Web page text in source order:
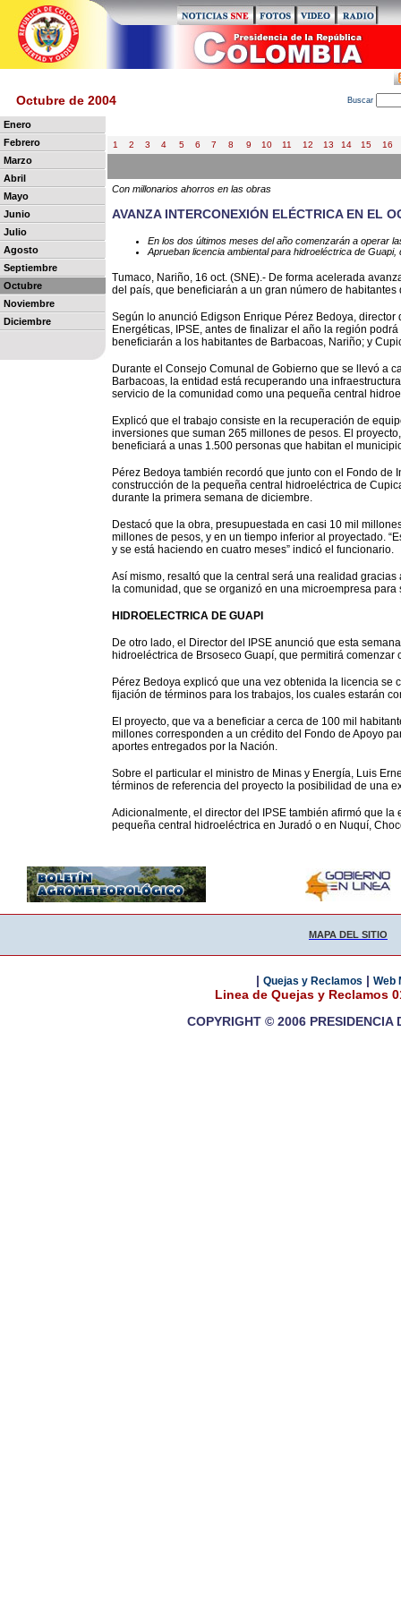
Octubre de 2004 Buscar
Enero
Febrero
Marzo
Abril
Mayo
Junio
Julio
Agosto
Septiembre
Octubre
Noviembre
Diciembre
1 2 3 4 5 6 7 8 9 10 11 12 13 14 15 16
Con millonarios ahorros en las obras
AVANZA INTERCONEXIÓN ELÉCTRICA EN EL
En los dos últimos meses del año comenzarán a operar
Aprueban licencia ambiental para hidroeléctrica de
Tumaco, Nariño, 16 oct. (SNE).- De forma acelerada
del país, que beneficiarán a un gran número de
Según lo anunció Edigson Enrique Pérez Bedoya,
Energéticas, IPSE, antes de finalizar el año la región
beneficiarán a los habitantes de Barbacoas, Nariño; y
Durante el Consejo Comunal de Gobierno que se llevó a
Barbacoas, la entidad está recuperando una
servicio de la comunidad como una pequeña central
Explicó que el trabajo consiste en la recuperación de
inversiones que suman 265 millones de pesos. El
beneficiará a unas 1.500 personas que habitan el
Pérez Bedoya también recordó que junto con el Fondo
construcción de la pequeña central hidroeléctrica de
durante la primera semana de diciembre.
Destacó que la obra, presupuestada en casi 10 mil
millones de pesos, y en un tiempo inferior al proyectado.
y se está haciendo en cuatro meses” indicó el funcionario.
Así mismo, resaltó que la central será una realidad
la comunidad, que se organizó en una microempresa
HIDROELECTRICA DE GUAPI
De otro lado, el Director del IPSE anunció que esta
hidroeléctrica de Brsoseco Guapí, que permitirá
Pérez Bedoya explicó que una vez obtenida la licencia
fijación de términos para los trabajos, los cuales estarán
El proyecto, que va a beneficiar a cerca de 100 mil
millones corresponden a un crédito del Fondo de Apoyo
aportes entregados por la Nación.
Sobre el particular el ministro de Minas y Energía, Luis
términos de referencia del proyecto la posibilidad de una
Adicionalmente, el director del IPSE también afirmó que
pequeña central hidroeléctrica en Juradó o en Nuquí,
MAPA DEL SITIO
| Quejas y Reclamos | Web
Linea de Quejas y Reclamos
COPYRIGHT © 2006 PRESIDENCIA